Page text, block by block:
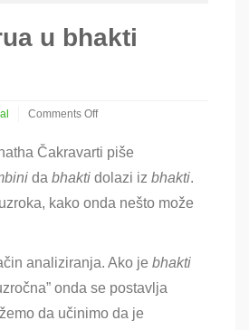
u bhakti
Comments Off
Uloga
u
bhakti
procesu
Čakravarti piše
da bhakti dolazi iz bhakti.
kako onda nešto može
analiziranja. Ako je bhakti
onda se postavlja
da učinimo da je